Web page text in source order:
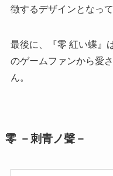
徴するデザインとなって
最後に、『零 紅い蝶』
のゲームファンから愛
ん。
零 －刺青ノ聲－